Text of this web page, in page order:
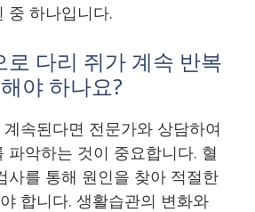
중 하나입니다.
로 다리 쥐가 계속 반복
야 하나요?
속된다면 전문가와 상담하여
파악하는 것이 중요합니다. 혈
사를 통해 원인을 찾아 적절한
합니다. 생활습관의 변화와